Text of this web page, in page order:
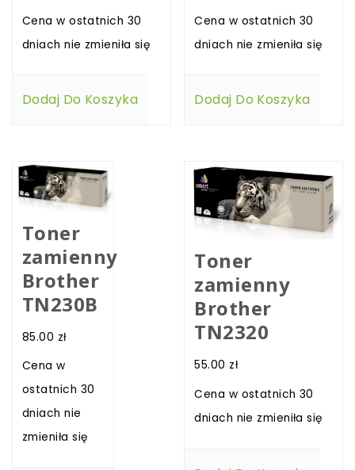
Cena w ostatnich 30
dniach nie zmieniła się
Dodaj Do Koszyka
Cena w ostatnich 30
dniach nie zmieniła się
Dodaj Do Koszyka
Toner
zamienny
Brother
TN230B
85.00 zł
Cena w
ostatnich 30
dniach nie
zmieniła się
Toner
zamienny
Brother
TN2320
55.00 zł
Cena w ostatnich 30
dniach nie zmieniła się